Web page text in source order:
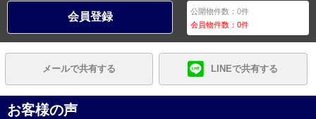
会員登録 公開物件数：0件
会員物件数：0件
メールで共有する LINEで共有する
お客様の声